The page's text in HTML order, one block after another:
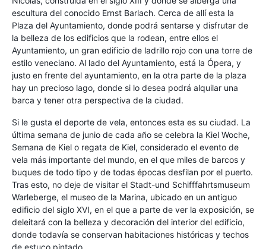
escultura del conocido Ernst Barlach. Cerca de allí esta la
Plaza del Ayuntamiento, donde podrá sentarse y disfrutar de
la belleza de los edificios que la rodean, entre ellos el
Ayuntamiento, un gran edificio de ladrillo rojo con una torre de
estilo veneciano. Al lado del Ayuntamiento, está la Ópera, y
justo en frente del ayuntamiento, en la otra parte de la plaza
hay un precioso lago, donde si lo desea podrá alquilar una
barca y tener otra perspectiva de la ciudad.
Si le gusta el deporte de vela, entonces esta es su ciudad. La
última semana de junio de cada año se celebra la Kiel Woche,
Semana de Kiel o regata de Kiel, considerado el evento de
vela más importante del mundo, en el que miles de barcos y
buques de todo tipo y de todas épocas desfilan por el puerto.
Tras esto, no deje de visitar el Stadt-und Schifffahrtsmuseum
Warleberge, el museo de la Marina, ubicado en un antiguo
edificio del siglo XVI, en el que a parte de ver la exposición, se
deleitará con la belleza y decoración del interior del edificio,
donde todavía se conservan habitaciones históricas y techos